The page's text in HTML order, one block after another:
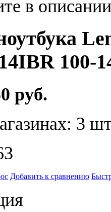
в
100-
руб.
3
Добавить к сравнению